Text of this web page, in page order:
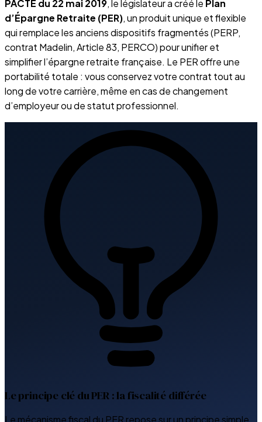
PACTE du 22 mai 2019, le législateur a créé le Plan
d’Épargne Retraite (PER), un produit unique et flexible
qui remplace les anciens dispositifs fragmentés (PERP,
contrat Madelin, Article 83, PERCO) pour unifier et
simplifier l’épargne retraite française. Le PER offre une
portabilité totale : vous conservez votre contrat tout au
long de votre carrière, même en cas de changement
d’employeur ou de statut professionnel.
Le principe clé du PER : la fiscalité différée